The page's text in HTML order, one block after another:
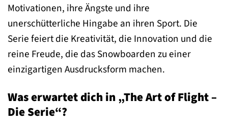
Motivationen, ihre Ängste und ihre
unerschütterliche Hingabe an ihren Sport. Die
Serie feiert die Kreativität, die Innovation und die
reine Freude, die das Snowboarden zu einer
einzigartigen Ausdrucksform machen.
Was erwartet dich in „The Art of Flight –
Die Serie“?